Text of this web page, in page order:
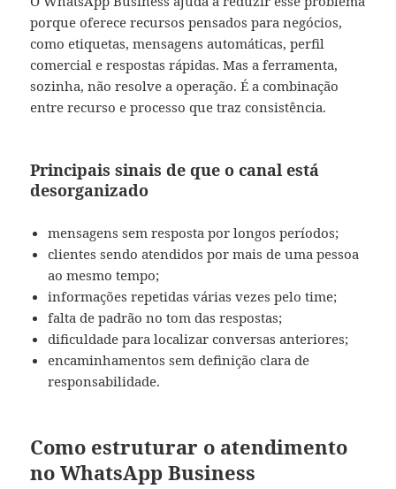
porque oferece recursos pensados para negócios,
como etiquetas, mensagens automáticas, perfil
comercial e respostas rápidas. Mas a ferramenta,
sozinha, não resolve a operação. É a combinação
entre recurso e processo que traz consistência.
Principais sinais de que o canal está
desorganizado
mensagens sem resposta por longos períodos;
clientes sendo atendidos por mais de uma pessoa
ao mesmo tempo;
informações repetidas várias vezes pelo time;
falta de padrão no tom das respostas;
dificuldade para localizar conversas anteriores;
encaminhamentos sem definição clara de
responsabilidade.
Como estruturar o atendimento
no WhatsApp Business